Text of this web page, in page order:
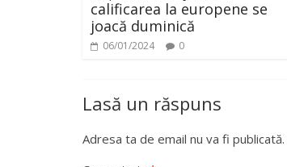
calificarea la europene se
joacă duminică
06/01/2024 0
Lasă un răspuns
Adresa ta de email nu va fi publicată.